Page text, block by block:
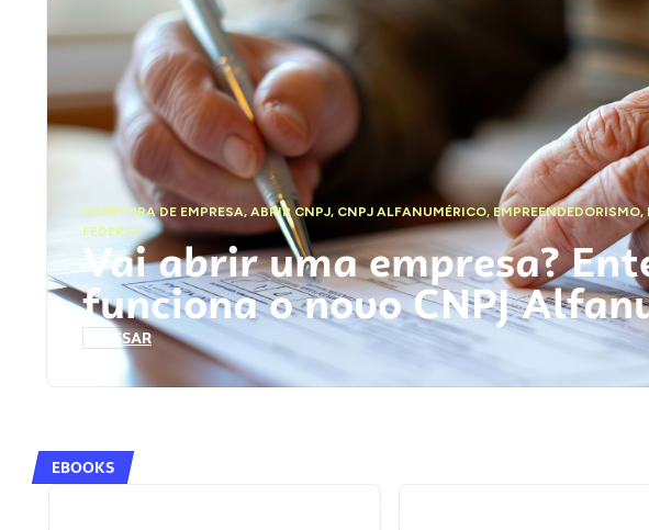
ABERTURA DE EMPRESA,ABRIR CNPJ, CNPJ ALFANUMÉRICO, EMPREENDEDORISMO,
FEDERAL
Vai abrir uma empresa?
funciona o novo CNPJ
ACESSAR
EBOOKS